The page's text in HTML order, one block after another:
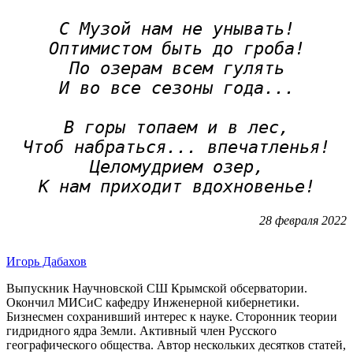
С Музой нам не унывать!
Оптимистом быть до гроба!
По озерам всем гулять
И во все сезоны года...
В горы топаем и в лес,
Чтоб набраться... впечатленья!
Целомудрием озер,
К нам приходит вдохновенье!
28 февраля 2022
Игорь Дабахов
Выпускник Научновской СШ Крымской обсерватории.
Окончил МИСиС кафедру Инженерной кибернетики.
Бизнесмен сохранивший интерес к науке. Сторонник теории
гидридного ядра Земли. Активный член Русского
географического общества. Автор нескольких десятков статей,